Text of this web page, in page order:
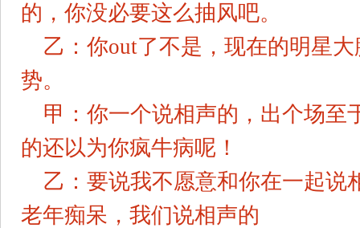
的，你没必要这么抽风吧。
乙：你out了不是，现在的明星
势。
甲：你一个说相声的，出个场至
的还以为你疯牛病呢！
乙：要说我不愿意和你在一起说
老年痴呆，我们说相声的